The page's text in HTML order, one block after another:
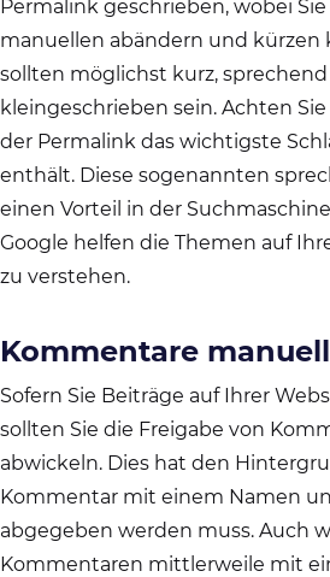
Permalink geschrieben, wobei
manuellen abändern und kürzen
sollten möglichst kurz,
kleingeschrieben sein. Achten
der Permalink das wichtigste
enthält. Diese sogenannten
einen Vorteil in der
Google helfen die Themen auf
zu verstehen.
Kommentare
Sofern Sie Beiträge auf Ihrer
sollten Sie die Freigabe von
abwickeln. Dies hat den
Kommentar mit einem Namen
abgegeben werden muss. Auch
Kommentaren mittlerweile mit